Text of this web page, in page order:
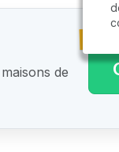
de